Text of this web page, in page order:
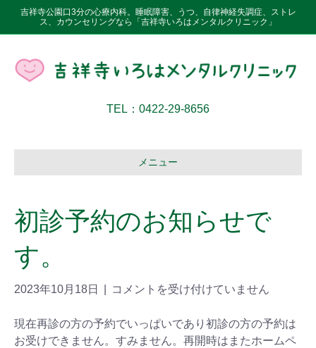
吉祥寺公園口3分の心療内科。睡眠障害、うつ、自律神経失調症、ストレ
ス、カウンセリングなら「吉祥寺いろはメンタルクリニック」
TEL：0422-29-8656
メニュー
初診予約のお知らせで
す。
2023年10月18日 コメントを受け付けていません
現在再診の方の予約でいっぱいであり初診の方の予約は
お受けできません。すみません。再開時はまたホームペ